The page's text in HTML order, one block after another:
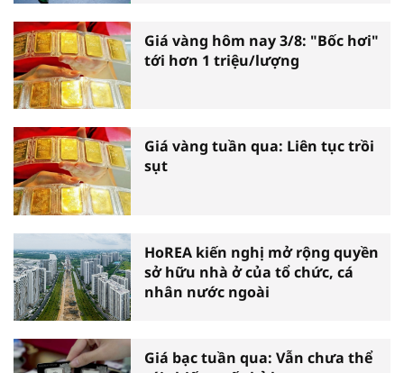
Giá vàng hôm nay 3/8: "Bốc hơi"
tới hơn 1 triệu/lượng
Giá vàng tuần qua: Liên tục trồi
sụt
HoREA kiến nghị mở rộng quyền
sở hữu nhà ở của tổ chức, cá
nhân nước ngoài
Giá bạc tuần qua: Vẫn chưa thể